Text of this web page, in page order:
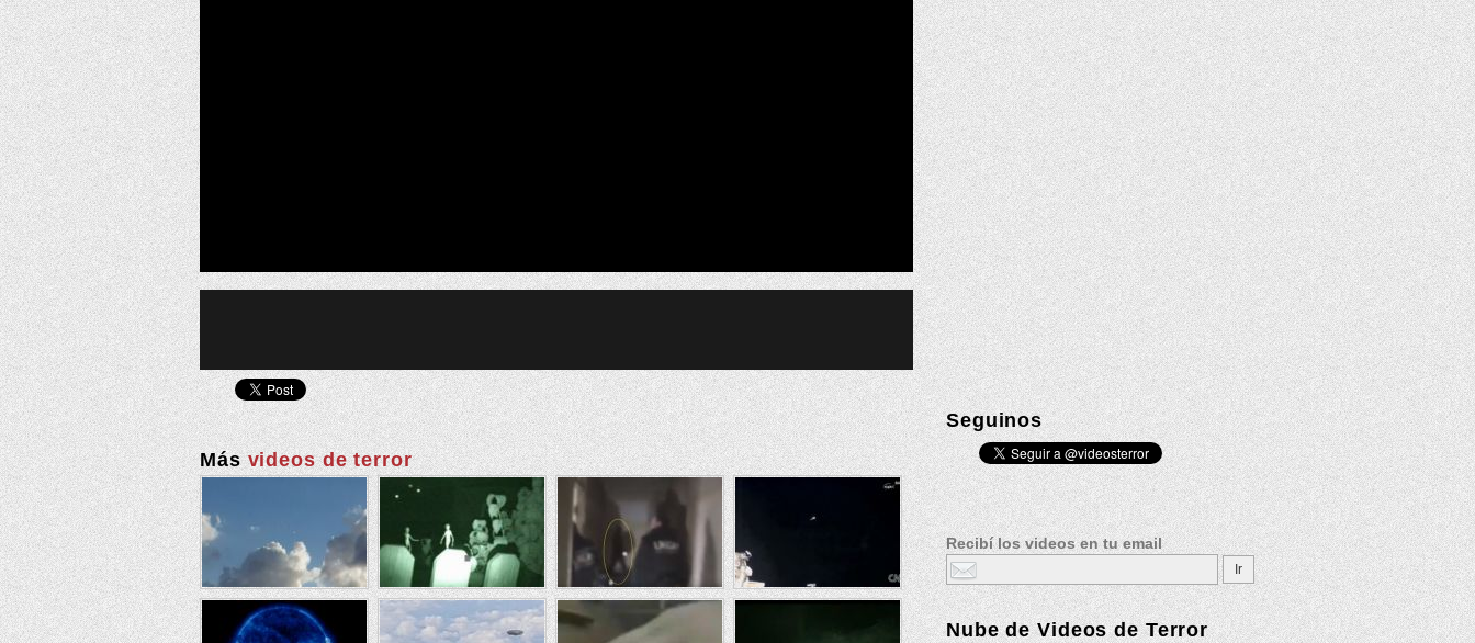
Másvideos de terror
Seguinos
Recibí los videos en tu email
Nube deVideos de Terror